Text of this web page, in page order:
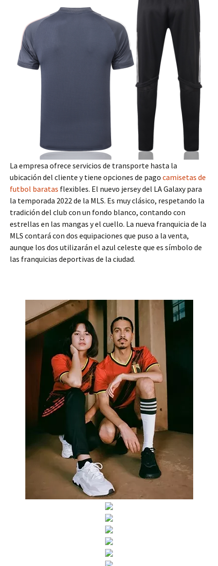
La empresa ofrece servicios de transporte hasta la
ubicación del cliente y tiene opciones de pago camisetas de
futbol baratas flexibles. El nuevo jersey del LA Galaxy para
la temporada 2022 de la MLS. Es muy clásico, respetando la
tradición del club con un fondo blanco, contando con
estrellas en las mangas y el cuello. La nueva franquicia de la
MLS contará con dos equipaciones que puso a la venta,
aunque los dos utilizarán el azul celeste que es símbolo de
las franquicias deportivas de la ciudad.